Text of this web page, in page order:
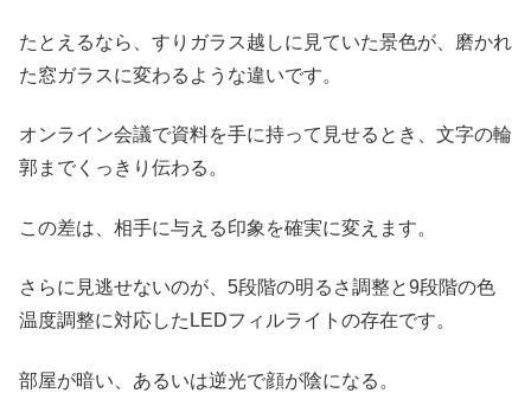
たとえるなら、すりガラス越しに見ていた景色が、磨かれ
た窓ガラスに変わるような違いです。
オンライン会議で資料を手に持って見せるとき、文字の輪
郭までくっきり伝わる。
この差は、相手に与える印象を確実に変えます。
さらに見逃せないのが、5段階の明るさ調整と9段階の色
温度調整に対応したLEDフィルライトの存在です。
部屋が暗い、あるいは逆光で顔が陰になる。